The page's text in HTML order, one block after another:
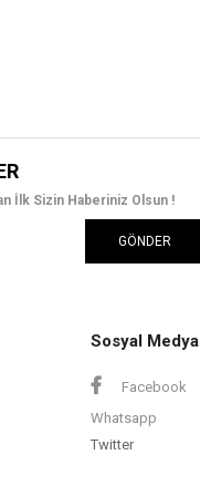
İlk Sizin Haberiniz Olsun !
GÖNDER
Sosyal Medya
Facebook
Whatsapp
Twitter